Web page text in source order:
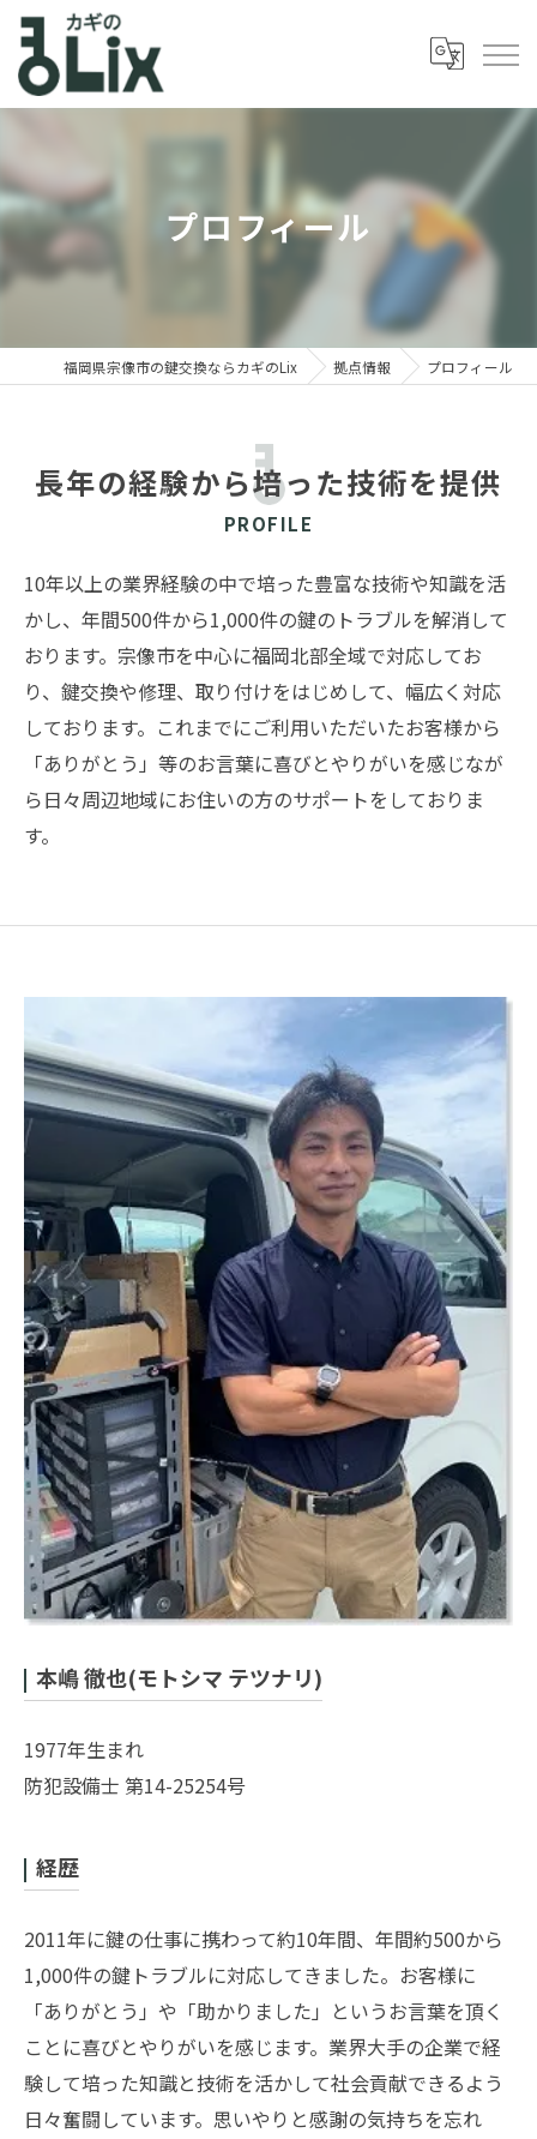
プロフィール
福岡県宗像市の鍵交換ならカギのLix 拠点情報 プロフィール
長年の経験から培った技術を提供
PROFILE
10年以上の業界経験の中で培った豊富な技術や知識を活
かし、年間500件から1,000件の鍵のトラブルを解消して
おります。宗像市を中心に福岡北部全域で対応してお
り、鍵交換や修理、取り付けをはじめして、幅広く対応
しております。これまでにご利用いただいたお客様から
「ありがとう」等のお言葉に喜びとやりがいを感じなが
ら日々周辺地域にお住いの方のサポートをしておりま
す。
本嶋 徹也(モトシマ テツナリ)
1977年生まれ
防犯設備士 第14-25254号
経歴
2011年に鍵の仕事に携わって約10年間、年間約500から
1,000件の鍵トラブルに対応してきました。お客様に
「ありがとう」や「助かりました」というお言葉を頂く
ことに喜びとやりがいを感じます。業界大手の企業で経
験して培った知識と技術を活かして社会貢献できるよう
日々奮闘しています。思いやりと感謝の気持ちを忘れ